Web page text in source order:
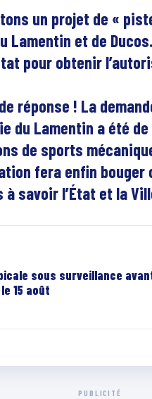
un projet de «
et de
pour obtenir
réponse ! La
du Lamentin a été
de sports
fera enfin
savoir l’État et la
sous surveillance
15 août
PUBLICITÉ